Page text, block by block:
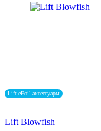
Lift eFoil аксессуары
Lift Blowfish